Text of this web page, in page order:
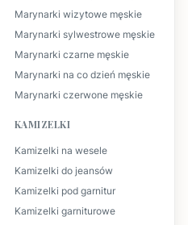
Marynarki wizytowe męskie
Marynarki sylwestrowe męskie
Marynarki czarne męskie
Marynarki na co dzień męskie
Marynarki czerwone męskie
KAMIZELKI
Kamizelki na wesele
Kamizelki do jeansów
Kamizelki pod garnitur
Kamizelki garniturowe